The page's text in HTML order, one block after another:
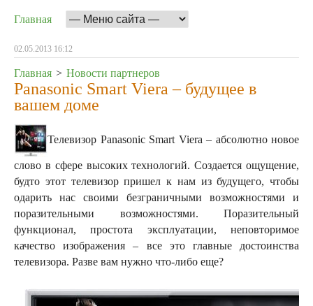
Главная
02.05.2013 16:12
Главная > Новости партнеров
Panasonic Smart Viera – будущее в
вашем доме
Телевизор Panasonic Smart Viera – абсолютно новое
слово в сфере высоких технологий. Создается ощущение,
будто этот телевизор пришел к нам из будущего, чтобы
одарить нас своими безграничными возможностями и
поразительными возможностями. Поразительный
функционал, простота эксплуатации, неповторимое
качество изображения – все это главные достоинства
телевизора. Разве вам нужно что-либо еще?